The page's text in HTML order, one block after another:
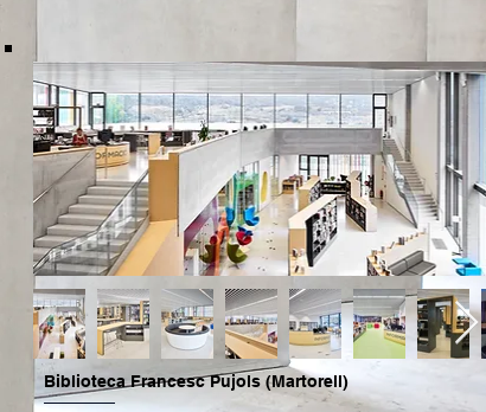
Biblioteca Francesc Pujols (Martorell)